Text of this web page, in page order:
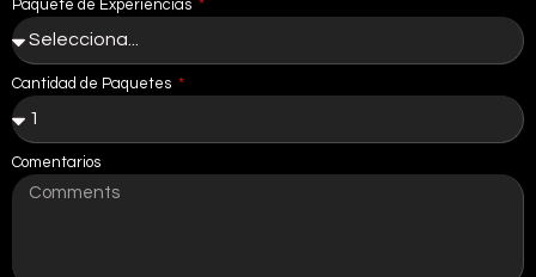
Paquete de Experiencias
Cantidad de Paquetes
Comentarios